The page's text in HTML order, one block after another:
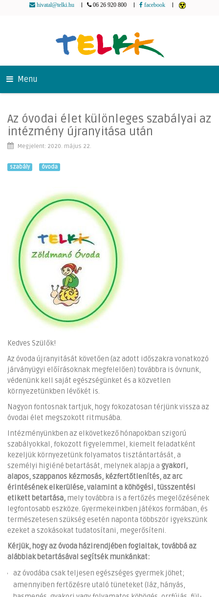
hivatal@telki.hu 06 26 920 800 facebook
Menu
Az óvodai élet különleges szabályai az
intézmény újranyitása után
Megjelent: 2020. május 22.
szabály óvoda
Kedves Szülők!
Az óvoda újranyitását követően (az adott időszakra vonatkozó
járványügyi előírásoknak megfelelően) továbbra is óvnunk,
védenünk kell saját egészségünket és a közvetlen
környezetünkben lévőkét is.
Nagyon fontosnak tartjuk, hogy fokozatosan térjünk vissza az
óvodai élet megszokott ritmusába.
Intézményünkben az elkövetkező hónapokban szigorú
szabályokkal, fokozott figyelemmel, kiemelt feladatként
kezeljük környezetünk folyamatos tisztántartását, a
személyi higiéné betartását, melynek alapja a gyakori,
alapos, szappanos kézmosás, kézfertőtlenítés, az arc
érintésének elkerülése, valamint a köhögési, tüsszentési
etikett betartása, mely továbbra is a fertőzés megelőzésének
legfontosabb eszköze. Gyermekeinkben játékos formában, és
természetesen szükség esetén naponta többször igyekszünk
ezeket a szokásokat tudatosítani, megerősíteni.
Kérjük, hogy az óvoda házirendjében foglaltak, továbbá az
alábbiak betartásával segítsék munkánkat:
az óvodába csak teljesen egészséges gyermek jöhet;
amennyiben fertőzésre utaló tüneteket (láz, hányás,